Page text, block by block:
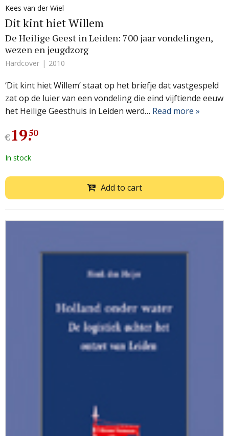
Kees van der Wiel
Dit kint hiet Willem
De Heilige Geest in Leiden: 700 jaar vondelingen,
wezen en jeugdzorg
Hardcover 2010
‘Dit kint hiet Willem’ staat op het briefje dat vastgespeld
zat op de luier van een vondeling die eind vijftiende eeuw
het Heilige Geesthuis in Leiden werd… Read more »
€19.
50
In stock
Add to cart